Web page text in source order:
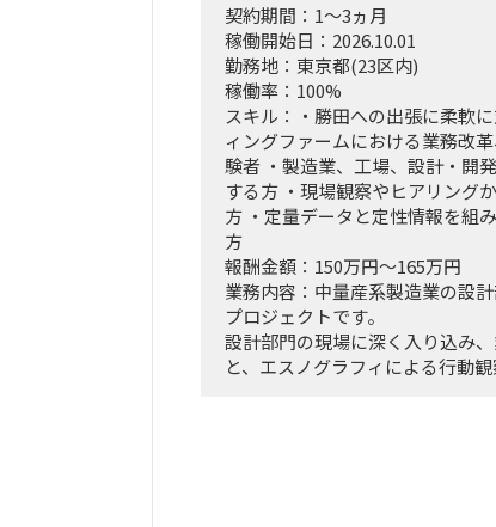
契約期間：1～3ヵ月
稼働開始日：2026.10.01
勤務地：東京都(23区内)
稼働率：100%
スキル：・勝田への出張に柔軟
ィングファームにおける業務改
験者 ・製造業、工場、設計・開
する方 ・現場観察やヒアリング
方 ・定量データと定性情報を組
方
報酬金額：150万円～165万円
業務内容：中量産系製造業の設
プロジェクトです。
設計部門の現場に深く入り込み
と、エスノグラフィによる行動